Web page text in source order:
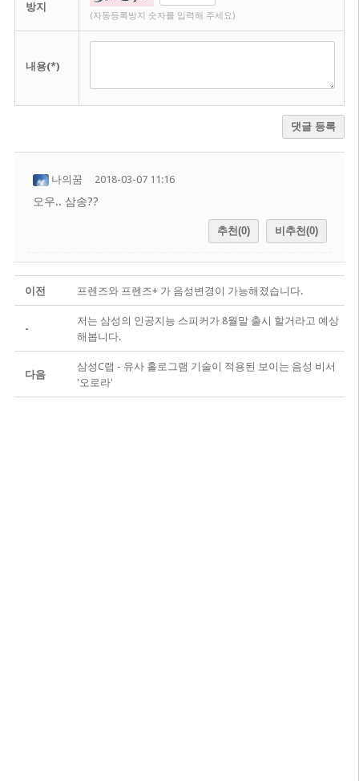
방지
(자동등록방지 숫자를 입력해 주세요)
내용(*)
댓글 등록
나의꿈 2018-03-07 11:16
오우.. 삼송??
추천(0) 비추천(0)
이전 프렌즈와 프렌즈+ 가 음성변경이 가능해졌습니다.
-
저는 삼성의 인공지능 스피커가 8월말 출시 할거라고 예상
해봅니다.
다음
삼성C랩 - 유사 홀로그램 기술이 적용된 보이는 음성 비서
'오로라'